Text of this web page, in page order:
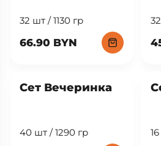
32 шт / 1130 гр
66.90 BYN
Сет Вечеринка
40 шт / 1290 гр